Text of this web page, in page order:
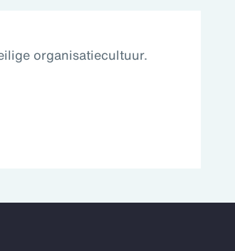
organisatiecultuur.